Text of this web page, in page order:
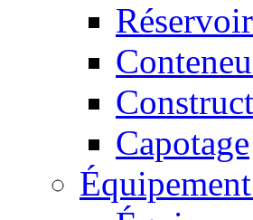
Réservoir
Capotage